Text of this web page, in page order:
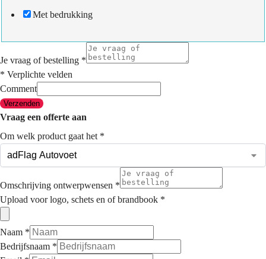
Met bedrukking
Je vraag of bestelling *
* Verplichte velden
Comment
Verzenden
Vraag een offerte aan
Om welk product gaat het *
Omschrijving ontwerpwensen *
Upload voor logo, schets en of brandbook *
Naam *
Bedrijfsnaam *